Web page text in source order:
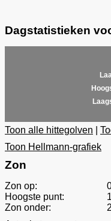
Dagstatistieken
Toon alle hittegolven
Toon Hellmann-grafiek
Zon
Zon op:
Hoogste punt:
Zon onder: